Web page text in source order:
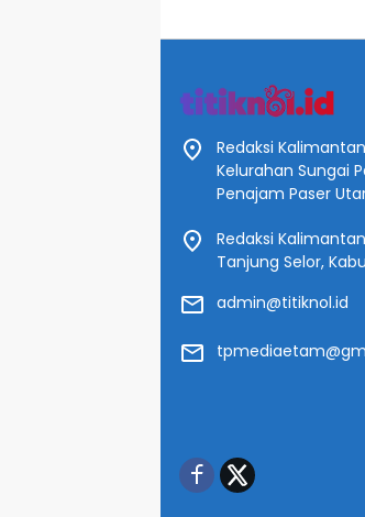
Redaksi
Kelurahan Sungai
Penajam Paser
Redaksi
Tanjung Selor,
admin@titiknol.id